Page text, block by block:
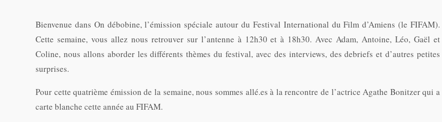
Bienvenue dans On débobine, l’émission spéciale autour du Festival International du Film d’Amiens (le FIFAM).
Cette semaine, vous allez nous retrouver sur l’antenne à 12h30 et à 18h30. Avec Adam, Antoine, Léo, Gaël et
Coline, nous allons aborder les différents thèmes du festival, avec des interviews, des debriefs et d’autres petites
surprises.
Pour cette quatrième émission de la semaine, nous sommes allé.es à la rencontre de l’actrice Agathe Bonitzer qui a
carte blanche cette année au FIFAM.